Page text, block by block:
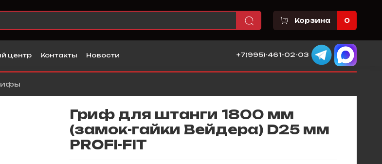
Корзина 0
центр Контакты Новости +7(995)-461-02-03
Гриф для штанги 1800 мм
(замок-гайки Вейдера) D25 мм
PROFI-FIT